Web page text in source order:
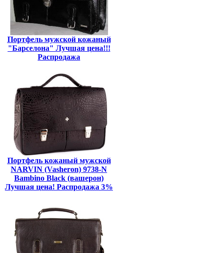
Портфель мужской кожаный
"Барселона" Лучшая цена!!!
Распродажа
Портфель кожаный мужской
NARVIN (Vasheron) 9738-N
Bambino Black (вашерон)
Лучшая цена! Распродажа 3%